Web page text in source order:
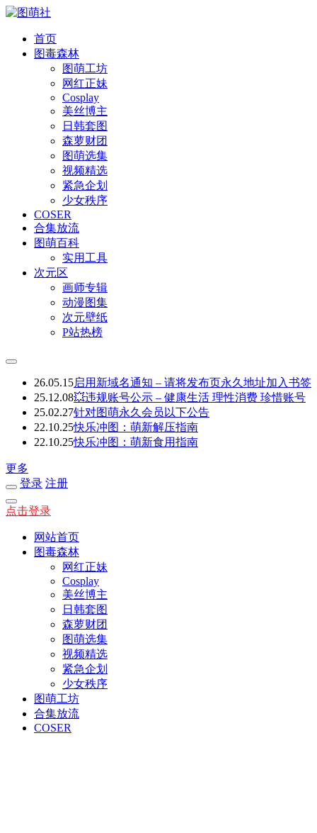
首页
图毒森林
图萌工坊
网红正妹
Cosplay
美丝博主
日韩套图
森萝财团
图萌选集
视频精选
紧急企划
少女秩序
COSER
合集放流
图萌百科
实用工具
次元区
画师专辑
动漫图集
次元壁纸
P站热榜
26.05.15启用新域名通知 – 请将发布页永久地址加入书签
25.12.08💥违规账号公示 – 健康生活 理性消费 珍惜账号
25.02.27针对图萌永久会员以下公告
22.10.25快乐冲图：萌新解压指南
22.10.25快乐冲图：萌新食用指南
更多
登录 注册
点击登录
网站首页
图毒森林
网红正妹
Cosplay
美丝博主
日韩套图
森萝财团
图萌选集
视频精选
紧急企划
少女秩序
图萌工坊
合集放流
COSER